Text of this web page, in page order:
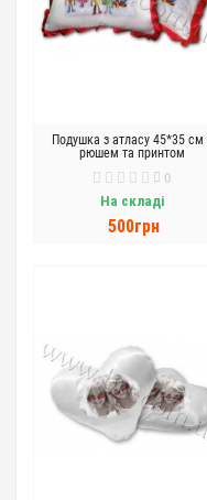
Подушка з атласу 45*35 см
рюшем та принтом
0
На складі
500грн